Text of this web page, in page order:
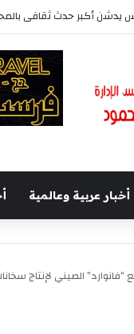
السويس الرابع للكتاب بأكثر من 250 عنوانا
أخبار عربية وعالمية